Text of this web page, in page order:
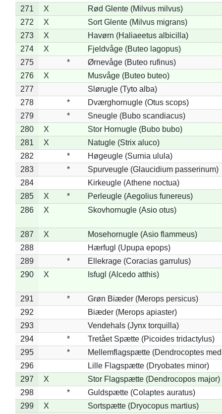
271
X
Rød Glente (Milvus milvus)
272
X
Sort Glente (Milvus migrans)
273
X
Havørn (Haliaeetus albicilla)
274
X
Fjeldvåge (Buteo lagopus)
275
*
Ørnevåge (Buteo rufinus)
276
X
Musvåge (Buteo buteo)
277
Slørugle (Tyto alba)
278
*
Dværghornugle (Otus scops)
279
*
Sneugle (Bubo scandiacus)
280
X
Stor Hornugle (Bubo bubo)
281
X
Natugle (Strix aluco)
282
*
Høgeugle (Surnia ulula)
283
*
Spurveugle (Glaucidium passerinum)
284
Kirkeugle (Athene noctua)
285
X *
Perleugle (Aegolius funereus)
286
X Skovhornugle (Asio otus)
287 X
Mosehornugle (Asio flammeus)
288
Hærfugl (Upupa epops)
289
*
Ellekrage (Coracias garrulus)
290
X Isfugl (Alcedo atthis)
291 *
Grøn Biæder (Merops persicus)
292
Biæder (Merops apiaster)
293
Vendehals (Jynx torquilla)
294
*
Tretået Spætte (Picoides tridactylus)
295
*
Mellemflagspætte (Dendrocoptes
296
Lille Flagspætte (Dryobates minor)
297
X
Stor Flagspætte (Dendrocopos major)
298
*
Guldspætte (Colaptes auratus)
299
X
Sortspætte (Dryocopus martius)